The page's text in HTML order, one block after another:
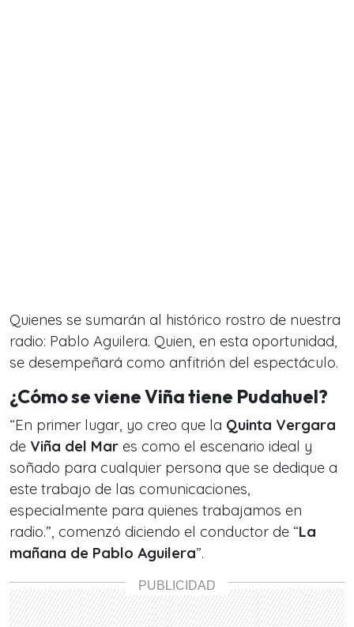
Quienes se sumarán al histórico rostro de nuestra
radio: Pablo Aguilera. Quien, en esta oportunidad,
se desempeñará como anfitrión del espectáculo.
¿Cómo se viene Viña tiene Pudahuel?
“En primer lugar, yo creo que la Quinta Vergara
de Viña del Mar es como el escenario ideal y
soñado para cualquier persona que se dedique a
este trabajo de las comunicaciones,
especialmente para quienes trabajamos en
radio.”, comenzó diciendo el conductor de “La
mañana de Pablo Aguilera”.